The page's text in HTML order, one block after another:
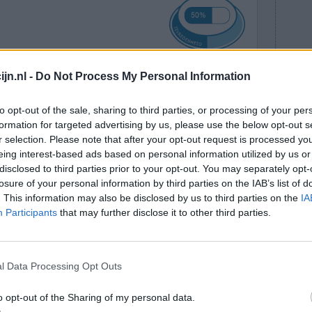
- Do Not Process My Personal Information
opt-out of the sale, sharing to third parties, or processing of your
for targeted advertising by us, please use the below opt-out
selection. Please note that after your opt-out request is processed
interest-based ads based on personal information utilized by us
to third parties prior to your opt-out. You may separately
of your personal information by third parties on the IAB’s list of
This information may also be disclosed by us to third parties on the
Participants that may further disclose it to other third parties.
Data Processing Opt Outs
opt-out of the Sharing of my personal data.
Hoeveelheid bijwerkingen
Bijwerkingen
Maagreflux